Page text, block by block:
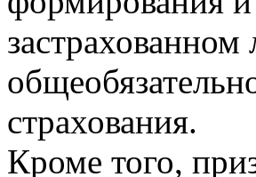
страхования.
Кроме того,